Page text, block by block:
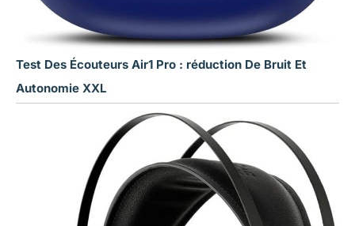
Test Des Écouteurs Air1 Pro : réduction De Bruit Et
Autonomie XXL